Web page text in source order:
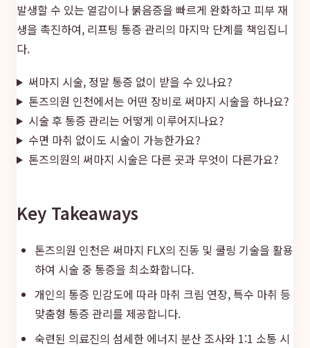
발생할 수 있는 열감이나 붉음증을 빠르게 완화하고 피부 재
생을 촉진하여, 리프팅 통증 관리의 마지막 단계를 책임집니
다.
써마지 시술, 정말 통증 없이 받을 수 있나요?
톤즈의원 인천에서는 어떤 장비로 써마지 시술을 하나요?
시술 후 통증 관리는 어떻게 이루어지나요?
수면 마취 없이도 시술이 가능한가요?
톤즈의원의 써마지 시술은 다른 곳과 무엇이 다른가요?
Key Takeaways
톤즈의원 인천은 써마지 FLX의 진동 및 쿨링 기술을 활용
하여 시술 중 통증을 최소화합니다.
개인의 통증 민감도에 따라 마취 크림 연장, 특수 마취 등
맞춤형 통증 관리를 제공합니다.
숙련된 의료진의 섬세한 에너지 분산 조사와 1:1 소통 시